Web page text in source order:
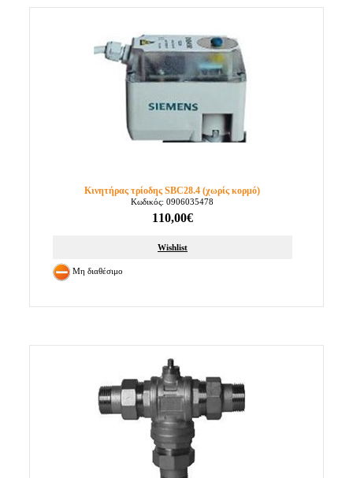
Κινητήρας τρίοδης SBC28.4 (χωρίς κορμό)
Κωδικός: 0906035478
110,00€
Wishlist
Μη διαθέσιμο